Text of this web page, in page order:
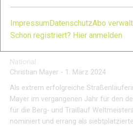
durchstarten und wurde zu recht
Trailrunnerin.
National
Christian Mayer - 1. März 2024
Als extrem erfolgreiche
Mayer im vergangenen Jahr für den
für die Berg- und Traillauf
nominiert und errang als
ImpressumDatenschutzAbo
Schon registriert? Hier anmelden